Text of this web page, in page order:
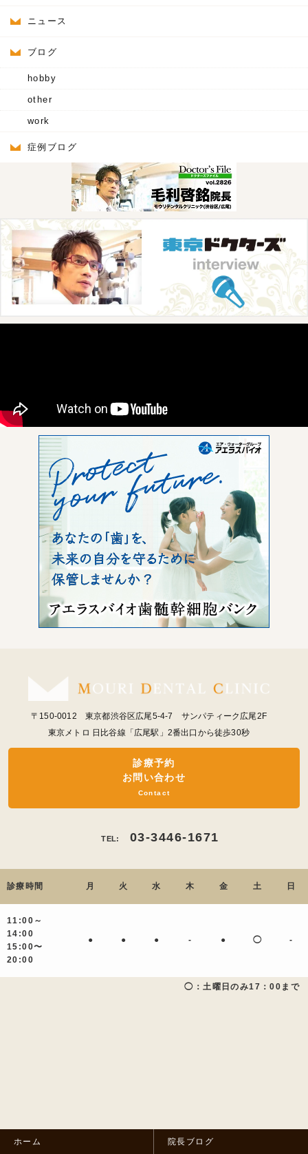
ニュース
ブログ
hobby
other
work
症例ブログ
〒150-0012 東京都渋谷区広尾5-4-7 サンパティーク広尾2F
東京メトロ 日比谷線「広尾駅」2番出口から徒歩30秒
診療予約
お問い合わせ
Contact
TEL: 03-3446-1671
診療時間 月 火 水 木 金 土 日
11:00～
14:00
15:00〜
20:00
● ● ● - ● ◯ -
◯：土曜日のみ17：00まで
ホーム 院長ブログ